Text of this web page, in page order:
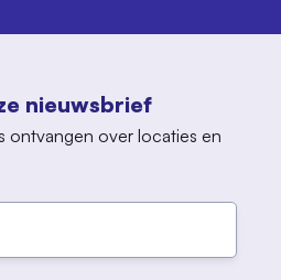
nieuwsbrief
ontvangen over locaties en